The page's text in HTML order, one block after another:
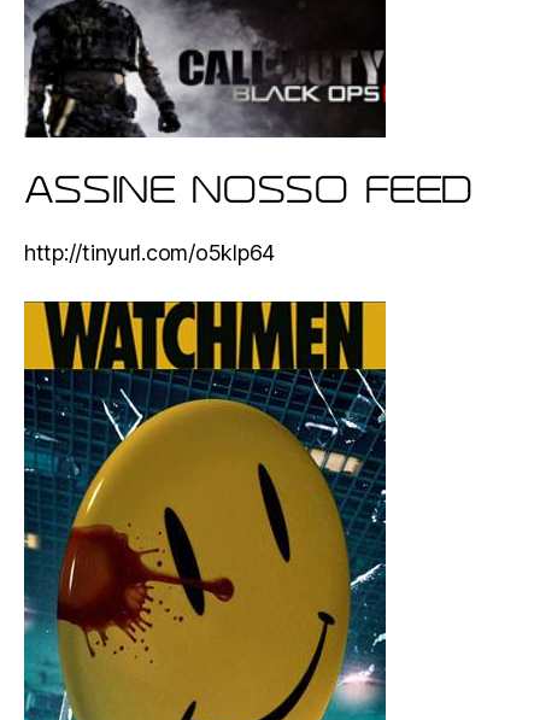
ASSINE NOSSO FEED
http://tinyurl.com/o5klp64